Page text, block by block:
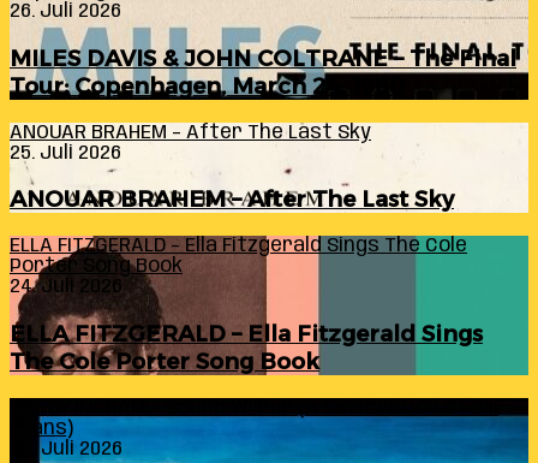
26. Juli 2026
MILES DAVIS & JOHN COLTRANE – The Final
Tour: Copenhagen, March 24, 1960
ANOUAR BRAHEM – After The Last Sky
25. Juli 2026
ANOUAR BRAHEM – After The Last Sky
ELLA FITZGERALD – Ella Fitzgerald Sings The Cole
Porter Song Book
24. Juli 2026
ELLA FITZGERALD – Ella Fitzgerald Sings
The Cole Porter Song Book
Evans)
24. Juli 2026